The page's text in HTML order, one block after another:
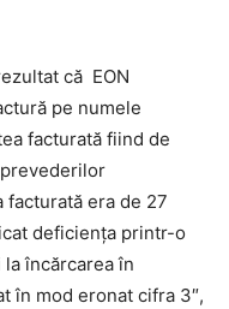
că EON
pe numele
facturată fiind de
era de 27
deficiența printr-o
încărcarea în
în mod eronat cifra 3″,